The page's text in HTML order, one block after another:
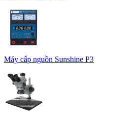
Máy cấp nguồn Sunshine P3